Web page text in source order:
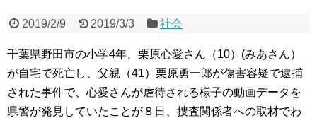
2019/2/9 2019/3/3 社会
千葉県野田市の小学4年、栗原心愛さん（10）(みあさん）
が自宅で死亡し、父親（41）栗原勇一郎が傷害容疑で逮捕
された事件で、心愛さんが虐待される様子の動画データを
県警が発見していたことが８日、捜査関係者への取材でわ